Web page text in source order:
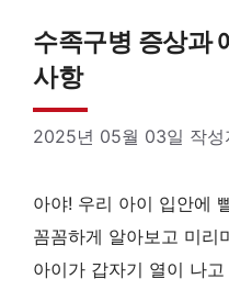
수족구병 증상과
사항
2025년 05월 03일 작성
아야! 우리 아이 입안에
꼼꼼하게 알아보고 미리
아이가 갑자기 열이 나